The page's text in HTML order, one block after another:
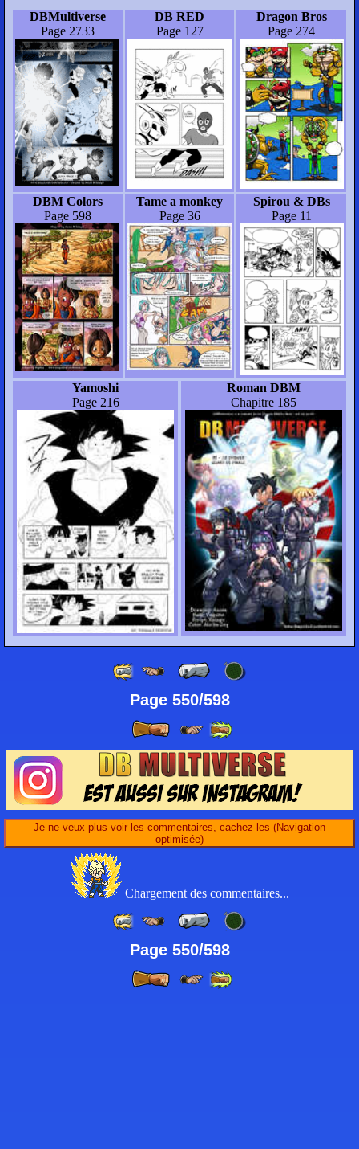
DBMultiverse
Page 2733
DB RED
Page 127
Dragon Bros
Page 274
DBM Colors
Page 598
Tame a monkey
Page 36
Spirou & DBs
Page 11
Yamoshi
Page 216
Roman DBM
Chapitre 185
Page 550/598
Je ne veux plus voir les commentaires, cachez-les (Navigation
optimisée)
Chargement des commentaires...
Page 550/598